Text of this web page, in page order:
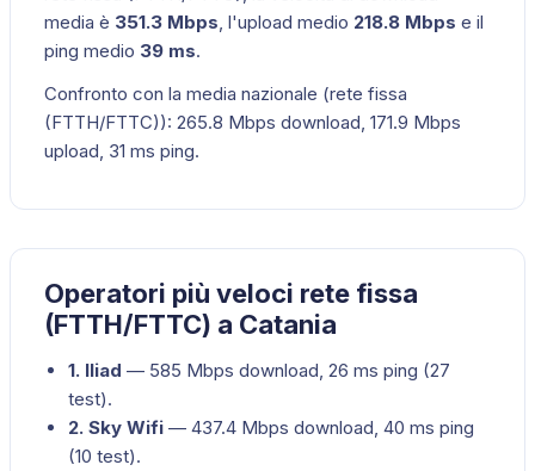
media è 351.3 Mbps, l'upload medio 218.8 Mbps e il
ping medio 39 ms.
Confronto con la media nazionale (rete fissa
(FTTH/FTTC)): 265.8 Mbps download, 171.9 Mbps
upload, 31 ms ping.
Operatori più veloci rete fissa
(FTTH/FTTC) a Catania
1. Iliad — 585 Mbps download, 26 ms ping (27
test).
2. Sky Wifi — 437.4 Mbps download, 40 ms ping
(10 test).